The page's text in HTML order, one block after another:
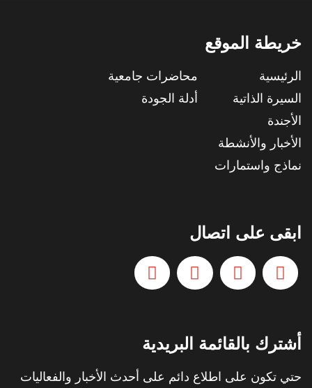
خريطة الموقع
الرئيسية
السيرة الذاتية
الأجندة
الأخبار والأنشطة
نماذج واستمارات
محاضرات جامعية
أدلة الجودة
ابقى على اتصال
أشترك بالقائمة البريدية
حتي تكون على اطلاع دائم على أحدث الأخبار والفعاليات